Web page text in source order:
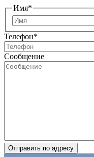
Имя*
Телефон*
Сообщение
Отправить по адресу